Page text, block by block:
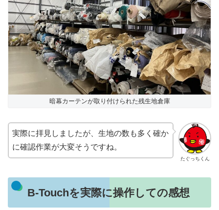
暗幕カーテンが取り付けられた残生地倉庫
たぐっちくん
実際に拝見しましたが、生地の数も多く確か
に確認作業が大変そうですね。
B-Touchを実際に操作しての感想